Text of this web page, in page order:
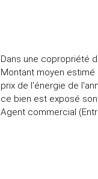
Dans une copropriété
Montant moyen
prix de l'énergie de
ce bien est exposé
Agent commercial